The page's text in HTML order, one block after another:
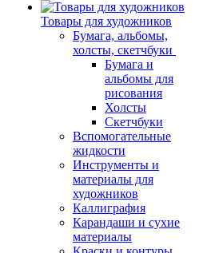
Товары для художников
Бумага, альбомы,
холсты, скетчбуки
Бумага и
альбомы для
рисования
Холсты
Скетчбуки
Вспомогательные
жидкости
Инструменты и
материалы для
художников
Каллиграфия
Карандаши и сухие
материалы